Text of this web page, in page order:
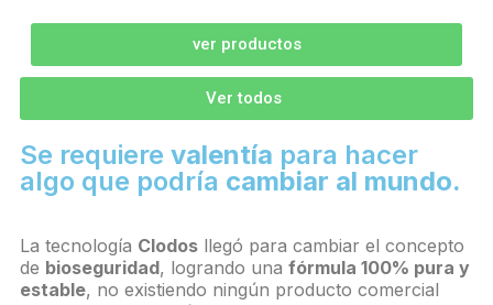
ver productos
Ver todos
Se requiere valentía para hacer
algo que podría cambiar al mundo.
La tecnología Clodos llegó para cambiar el concepto
de bioseguridad, logrando una fórmula 100% pura y
estable, no existiendo ningún producto comercial